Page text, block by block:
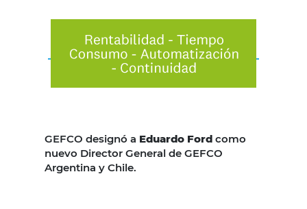
GEFCO designó a Eduardo Ford como
nuevo Director General de GEFCO
Argentina y Chile.